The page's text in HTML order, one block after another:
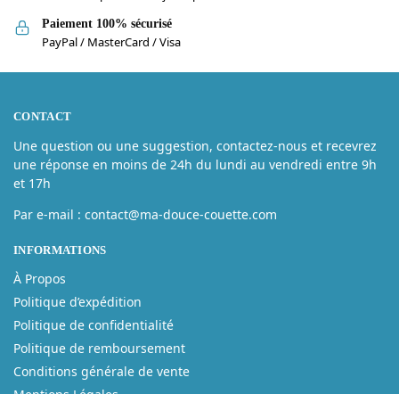
Paiement 100% sécurisé
PayPal / MasterCard / Visa
CONTACT
Une question ou une suggestion, contactez-nous et recevrez
une réponse en moins de 24h du lundi au vendredi entre 9h
et 17h
Par e-mail : contact@ma-douce-couette.com
INFORMATIONS
À Propos
Politique d’expédition
Politique de confidentialité
Politique de remboursement
Conditions générale de vente